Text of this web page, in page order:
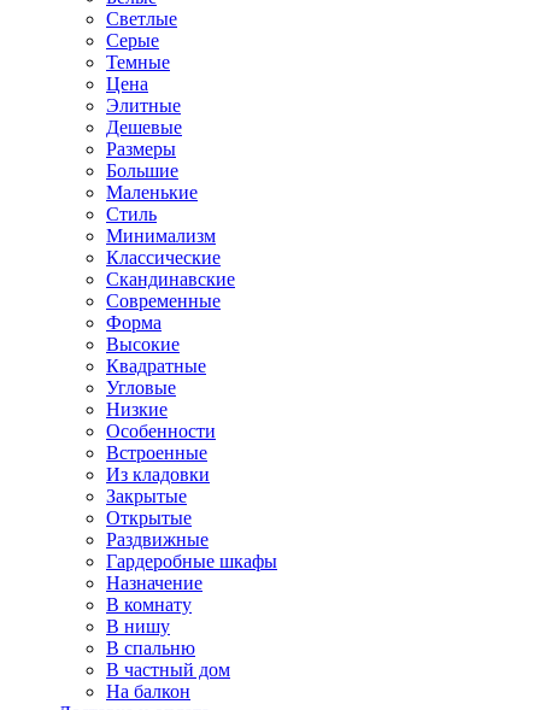
Светлые
Серые
Темные
Цена
Элитные
Дешевые
Размеры
Большие
Маленькие
Стиль
Минимализм
Классические
Скандинавские
Современные
Форма
Высокие
Квадратные
Угловые
Низкие
Особенности
Встроенные
Из кладовки
Закрытые
Открытые
Раздвижные
Гардеробные шкафы
Назначение
В комнату
В нишу
В спальню
В частный дом
На балкон